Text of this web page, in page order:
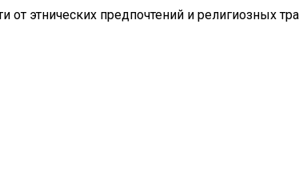
этнических предпочтений и религиозных